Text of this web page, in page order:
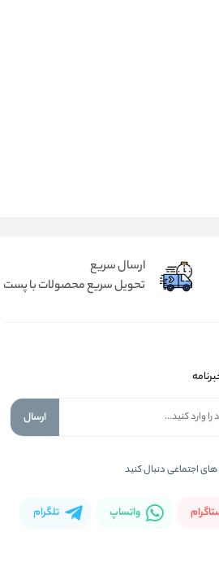
ارسال سریع
تحویل سریع محصولات با پست
ارسال
های اجتماعی دنبال کنید
واتساپ تلگرام